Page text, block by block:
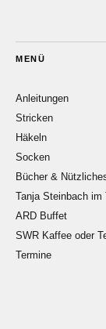
MENÜ
Anleitungen
Stricken
Häkeln
Socken
Bücher &
Tanja Steinbach im
ARD Buffet
SWR Kaffee oder
Termine